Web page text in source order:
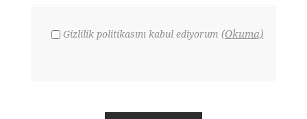
Gizlilik politikasını kabul ediyorum (Okuma)